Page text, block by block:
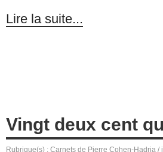
Lire la suite...
Vingt deux cent
Rubrique(s) : Carnets de Pierre Cohen-Hadria /